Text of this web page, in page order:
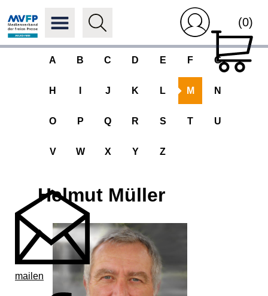
(0)
A B C D E F G
H J K L M N
O P Q R S T U
V W X Y Z
mailen
Helmut Müller